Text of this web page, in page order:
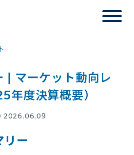
| マーケット動向レ
年度決算概要）
2026.06.09
リー